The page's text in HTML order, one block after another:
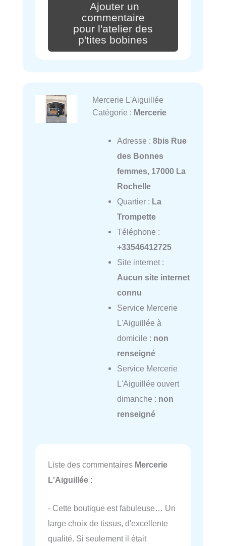
Ajouter un
commentaire
pour l'atelier des
p'tites bobines
Mercerie L'Aiguillée
Catégorie : Mercerie
Adresse : 8bis Rue
des Bonnes
femmes, 17000 La
Rochelle
Quartier : La
Trompette
Téléphone :
+33546412725
Site internet :
Aucun site internet
connu
Service Mercerie
L'Aiguillée à
domicile : non
renseigné
Service Mercerie
L'Aiguillée ouvert
dimanche : non
renseigné
Liste des commentaires Mercerie
L'Aiguillée :
- Cette boutique est fabuleuse… Un
large choix de tissus, d'excellente
qualité. Si seulement il était